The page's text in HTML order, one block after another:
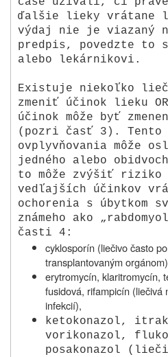
ďalšie lieky vrátane
výdaj nie je viazaný
predpis, povedzte to
alebo lekárnikovi.
Existuje niekoľko
zmeniť účinok lieku
účinok môže byť
(pozri časť 3). Tento
ovplyvňovania môže
jedného alebo
to môže zvýšiť riziko
vedľajších účinkov
ochorenia s úbytkom
známeho ako
časti 4:
cyklosporín (liečivo často
transplantovaným
erytromycín, klaritromycín,
fusidová, rifampicín (liečivá
infekcií),
ketokonazol,
vorikonazol,
posakonazol